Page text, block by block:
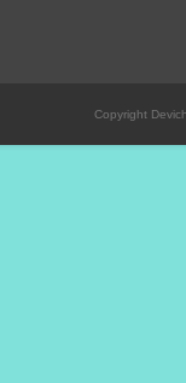
Copyright